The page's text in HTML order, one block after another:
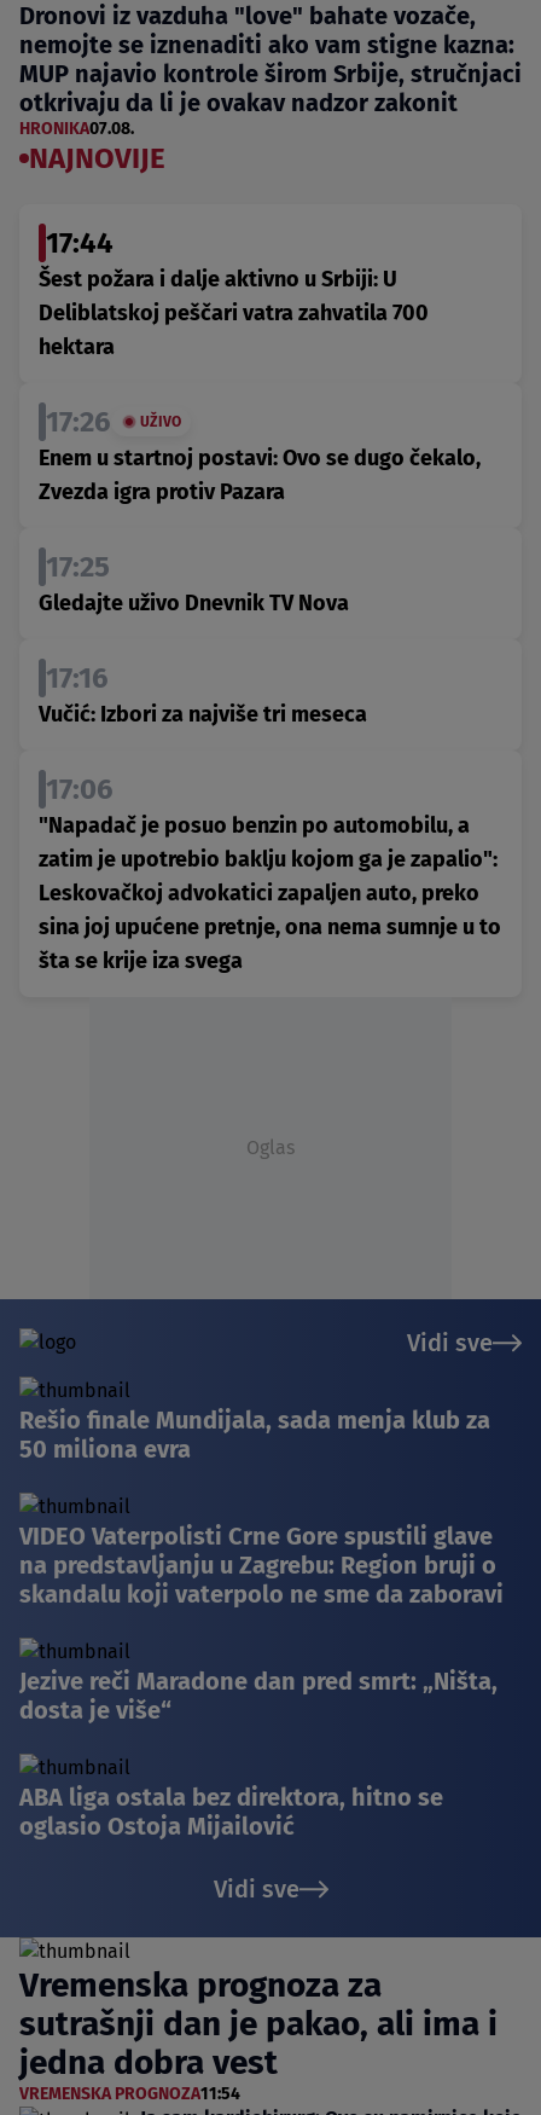
Dronovi iz vazduha "love" bahate vozače,
nemojte se iznenaditi ako vam stigne kazna:
MUP najavio kontrole širom Srbije, stručnjaci
otkrivaju da li je ovakav nadzor zakonit
HRONIKA07.08.
NAJNOVIJE
17:44
Šest požara i dalje aktivno u Srbiji: U
Deliblatskoj peščari vatra zahvatila 700
hektara
17:26 UŽIVO
Enem u startnoj postavi: Ovo se dugo čekalo,
Zvezda igra protiv Pazara
17:25
Gledajte uživo Dnevnik TV Nova
17:16
Vučić: Izbori za najviše tri meseca
17:06
"Napadač je posuo benzin po automobilu, a
zatim je upotrebio baklju kojom ga je zapalio":
Leskovačkoj advokatici zapaljen auto, preko
sina joj upućene pretnje, ona nema sumnje u to
šta se krije iza svega
Oglas
Vidi sve
Rešio finale Mundijala, sada menja klub za
50 miliona evra
VIDEO Vaterpolisti Crne Gore spustili glave
na predstavljanju u Zagrebu: Region bruji o
skandalu koji vaterpolo ne sme da zaboravi
Jezive reči Maradone dan pred smrt: „Ništa,
dosta je više“
ABA liga ostala bez direktora, hitno se
oglasio Ostoja Mijailović
Vidi sve
Vremenska prognoza za
sutrašnji dan je pakao, ali ima i
jedna dobra vest
VREMENSKA PROGNOZA11:54